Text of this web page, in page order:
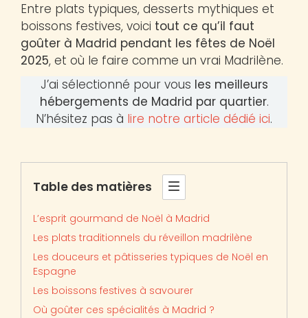
Entre plats typiques, desserts mythiques et
boissons festives, voici tout ce qu’il faut
goûter à Madrid pendant les fêtes de Noël
2025, et où le faire comme un vrai Madrilène.
J’ai sélectionné pour vous les meilleurs
hébergements de Madrid par quartier.
N’hésitez pas à lire notre article dédié ici.
Table des matières
L’esprit gourmand de Noël à Madrid
Les plats traditionnels du réveillon madrilène
Les douceurs et pâtisseries typiques de Noël en
Espagne
Les boissons festives à savourer
Où goûter ces spécialités à Madrid ?